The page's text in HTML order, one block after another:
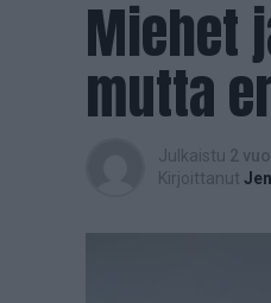
Miehet
mutta
Julkaistu 2
Kirjoittanut